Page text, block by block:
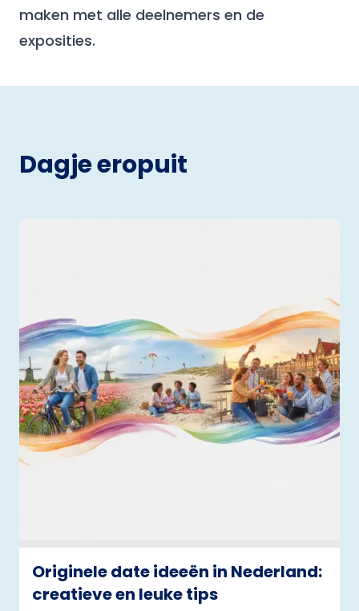
maken met alle deelnemers en de
exposities.
Dagje eropuit
Originele date ideeën in Nederland:
creatieve en leuke tips